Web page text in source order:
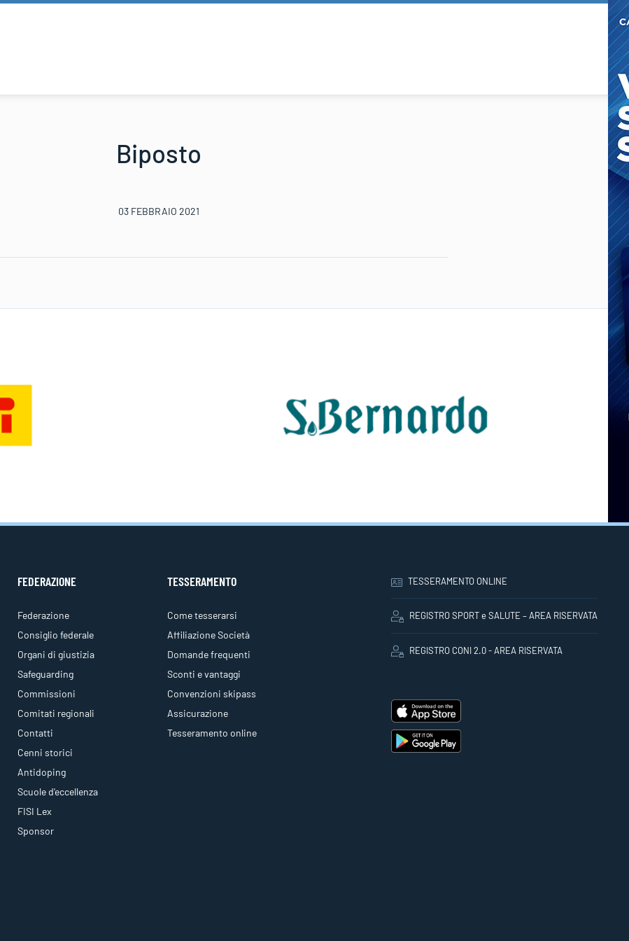
Biposto
03 FEBBRAIO 2021
FEDERAZIONE
Federazione
Consiglio federale
Organi di giustizia
Safeguarding
Commissioni
Comitati regionali
Contatti
Cenni storici
Antidoping
Scuole d'eccellenza
FISI Lex
Sponsor
TESSERAMENTO
Come tesserarsi
Affiliazione Società
Domande frequenti
Sconti e vantaggi
Convenzioni skipass
Assicurazione
Tesseramento online
TESSERAMENTO ONLINE
REGISTRO SPORT e SALUTE – AREA RISERVATA
REGISTRO CONI 2.0 - AREA RISERVATA